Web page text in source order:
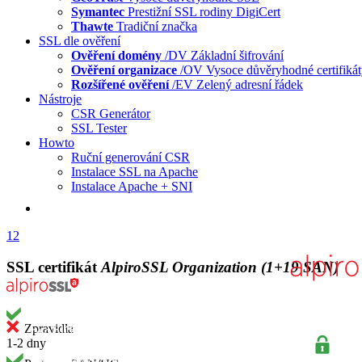
Symantec Prestižní SSL rodiny DigiCert
Thawte Tradiční značka
SSL dle ověření
Ověření domény /DV Základní šifrování
Ověření organizace /OV Vysoce důvěryhodné
Rozšířené ověření/EV Zelený adresní řádek
Nástroje
CSR Generátor
SSL Tester
Howto
Ruční generování CSR
Instalace SSL na Apache
Instalace Apache + SNI
1 2
SSL certifikát AlpiroSSL Organization (1+19 SAN)
Zpravidla
1-2 dny